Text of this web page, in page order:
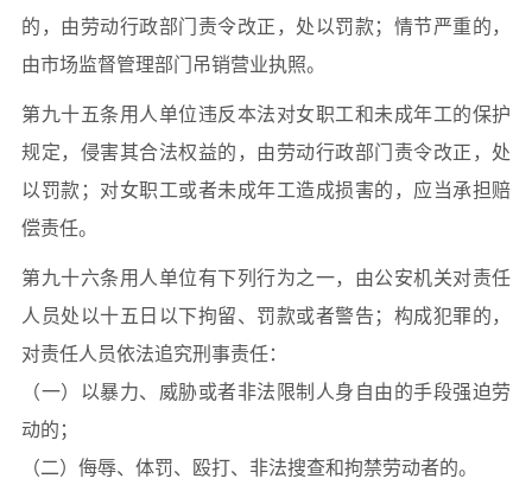
的，由劳动行政部门责令改正，处以罚款；情节严重的，
由市场监督管理部门吊销营业执照。
第九十五条用人单位违反本法对女职工和未成年工的保护
规定，侵害其合法权益的，由劳动行政部门责令改正，处
以罚款；对女职工或者未成年工造成损害的，应当承担赔
偿责任。
第九十六条用人单位有下列行为之一，由公安机关对责任
人员处以十五日以下拘留、罚款或者警告；构成犯罪的，
对责任人员依法追究刑事责任：
（一）以暴力、威胁或者非法限制人身自由的手段强迫劳
动的；
（二）侮辱、体罚、殴打、非法搜查和拘禁劳动者的。